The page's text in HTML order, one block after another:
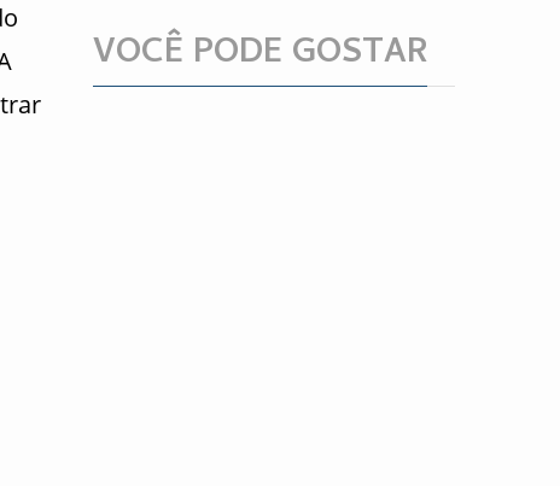
VOCÊ PODE GOSTAR